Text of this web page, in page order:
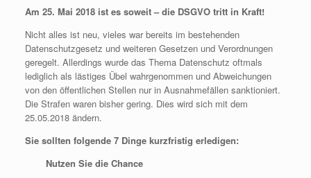
Am 25. Mai 2018 ist es soweit – die DSGVO tritt in Kraft!
Nicht alles ist neu, vieles war bereits im bestehenden
Datenschutzgesetz und weiteren Gesetzen und Verordnungen
geregelt. Allerdings wurde das Thema Datenschutz oftmals
lediglich als lästiges Übel wahrgenommen und Abweichungen
von den öffentlichen Stellen nur in Ausnahmefällen sanktioniert.
Die Strafen waren bisher gering. Dies wird sich mit dem
25.05.2018 ändern.
Sie sollten folgende 7 Dinge kurzfristig erledigen:
Nutzen Sie die Chance